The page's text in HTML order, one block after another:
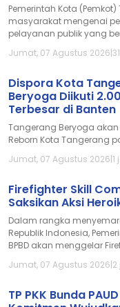
Pemerintah Kota
masyarakat mengenai
pelayanan publik yang
Jumat, 07 Agustus 2026|
Dispora Kota
Beryoga Diikuti
Terbesar di Banten
Tangerang Beryoga
Reborn Kota Tangerang
Jumat, 07 Agustus 2026|
Firefighter Skill
Saksikan Aksi
Dalam rangka
Republik Indonesia,
BPBD akan menggelar
Jumat, 07 Agustus 2026|
TP PKK Bunda